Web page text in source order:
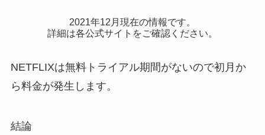
2021年12月現在の情報です。
詳細は各公式サイトをご確認ください。
NETFLIXは無料トライアル期間がないので初月か
ら料金が発生します。
結論